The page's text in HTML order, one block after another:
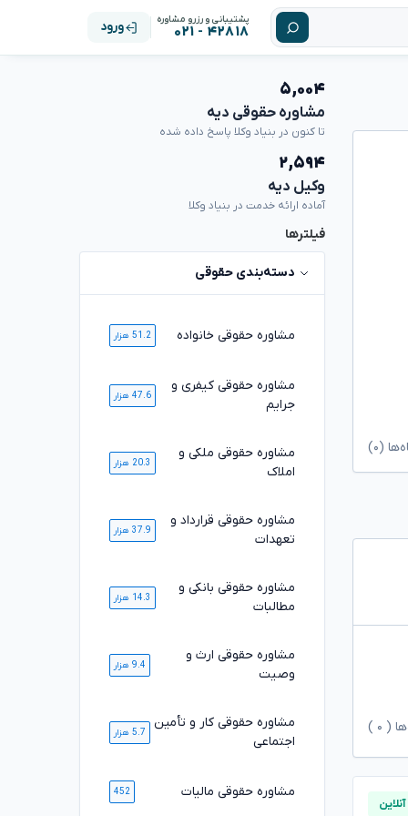
پشتیبانی و رزرو مشاوره
۴۲۸۱۸ - ۰۲۱ ورود
(۰)
( ۰
۵,۰۰۴
مشاوره حقوقی دیه
تا کنون در بنیاد وکلا پاسخ داده شده
۲,۵۹۴
وکیل دیه
آماده ارائه خدمت در بنیاد وکلا
فیلترها
دسته‌بندی حقوقی
مشاوره حقوقی خانواده 51.2 هزار
مشاوره حقوقی کیفری و
جرایم
47.6 هزار
مشاوره حقوقی ملکی و
املاک
20.3 هزار
مشاوره حقوقی قرارداد و
تعهدات
37.9 هزار
مشاوره حقوقی بانکی و
مطالبات
14.3 هزار
مشاوره حقوقی ارث و
وصیت
9.4 هزار
مشاوره حقوقی کار و تأمین
اجتماعی
5.7 هزار
مشاوره حقوقی مالیات 452